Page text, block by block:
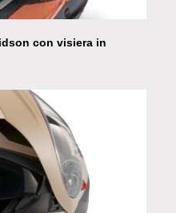
con visiera in